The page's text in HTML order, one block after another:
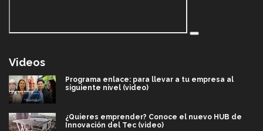
Videos
Programa enlace: para llevar a tu empresa al
siguiente nivel (video)
¿Quieres emprender? Conoce el nuevo HUB de
Innovación del Tec (video)